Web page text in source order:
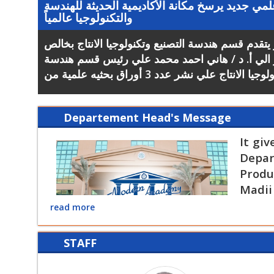
جديد يرسخ مكانة الأكاديمية الحديثة للهندسة
والتكنولوجيا عالمياً
قسم هندسة التصنيع وتكنولوجيا الانتاج بخالص
الي أ. د / هاني احمد محمد علي رئيس قسم هندسة
Departement Head's Message
It
to
world, where the courses offered for
the current and future market
read more
STAFF